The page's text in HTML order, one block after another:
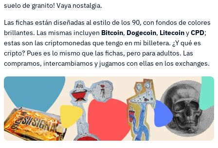
suelo de granito! Vaya nostalgia.
Las fichas están diseñadas al estilo de los 90, con fondos de colores
brillantes. Las mismas incluyen Bitcoin, Dogecoin, LitecoinyCPD;
estas son las criptomonedas que tengo en mi billetera. ¿Y qué es
cripto? Pues es lo mismo que las fichas, pero para adultos. Las
compramos, intercambiamos y jugamos con ellas en los exchanges.